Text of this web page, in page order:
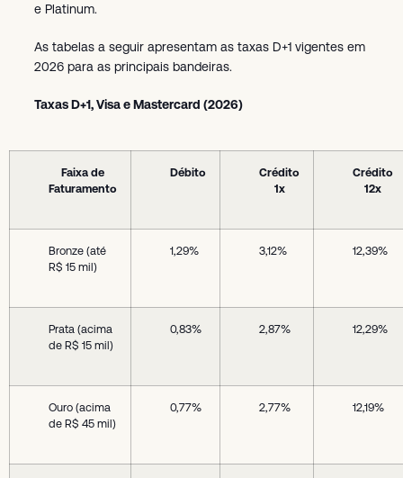
e Platinum.
As tabelas a seguir apresentam as taxas D+1 vigentes em
2026 para as principais bandeiras.
Taxas D+1, Visa e Mastercard (2026)
Faixa de
Faturamento
Débito
Crédito
1x
Crédito
12x
Bronze (até
R$ 15 mil)
1,29% 3,12% 12,39%
Prata (acima
de R$ 15 mil)
0,83% 2,87% 12,29%
Ouro (acima
de R$ 45 mil)
0,77% 2,77% 12,19%